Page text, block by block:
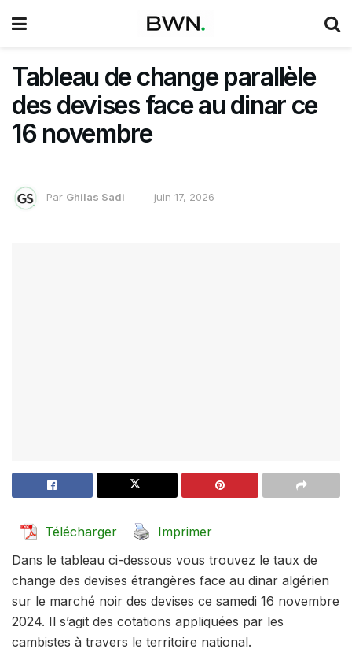
Tableau de change parallèle
des devises face au dinar ce
16 novembre
Par Ghilas Sadi juin 17, 2026
Télécharger
Imprimer
Dans le tableau ci-dessous vous trouvez le taux de
change des devises étrangères face au dinar algérien
sur le marché noir des devises ce samedi 16 novembre
2024. Il s’agit des cotations appliquées par les
cambistes à travers le territoire national.